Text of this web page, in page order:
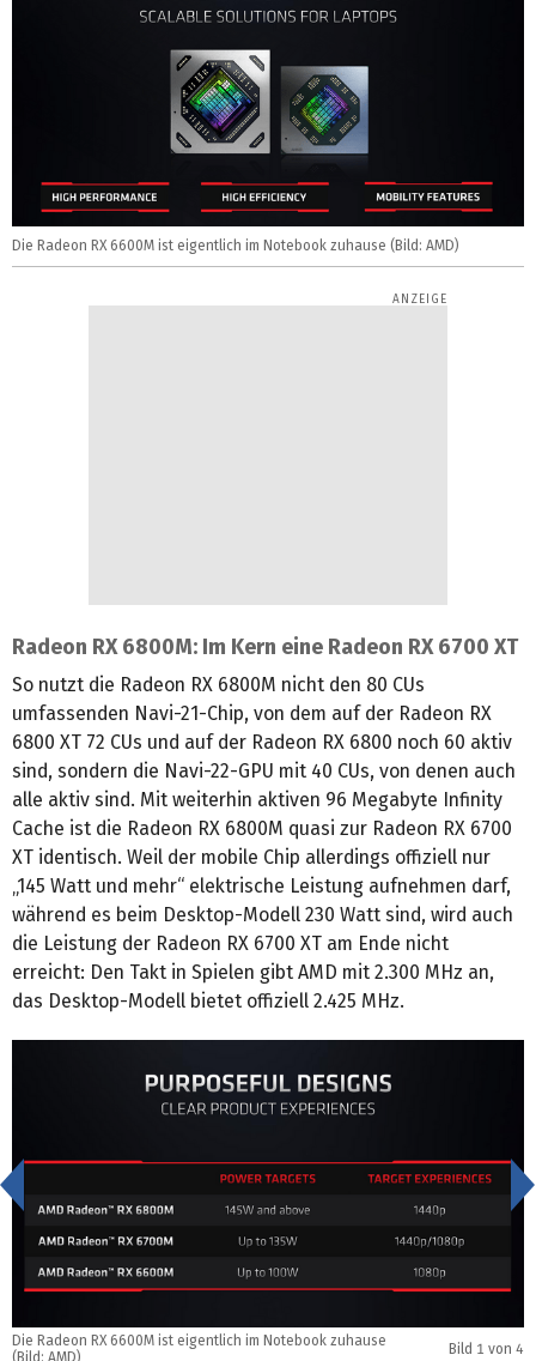
Die Radeon RX 6600M ist eigentlich im Notebook zuhause (Bild: AMD)
Radeon RX 6800M: Im Kern eine Radeon RX 6700 XT
So nutzt die Radeon RX 6800M nicht den 80 CUs
umfassenden Navi-21-Chip, von dem auf der Radeon RX
6800 XT 72 CUs und auf der Radeon RX 6800 noch 60 aktiv
sind, sondern die Navi-22-GPU mit 40 CUs, von denen auch
alle aktiv sind. Mit weiterhin aktiven 96 Megabyte Infinity
Cache ist die Radeon RX 6800M quasi zur Radeon RX 6700
XT identisch. Weil der mobile Chip allerdings offiziell nur
„145 Watt und mehr“ elektrische Leistung aufnehmen darf,
während es beim Desktop-Modell 230 Watt sind, wird auch
die Leistung der Radeon RX 6700 XT am Ende nicht
erreicht: Den Takt in Spielen gibt AMD mit 2.300 MHz an,
das Desktop-Modell bietet offiziell 2.425 MHz.
Die Radeon RX 6600M ist eigentlich im Notebook zuhause
Bild 1 von 4
<